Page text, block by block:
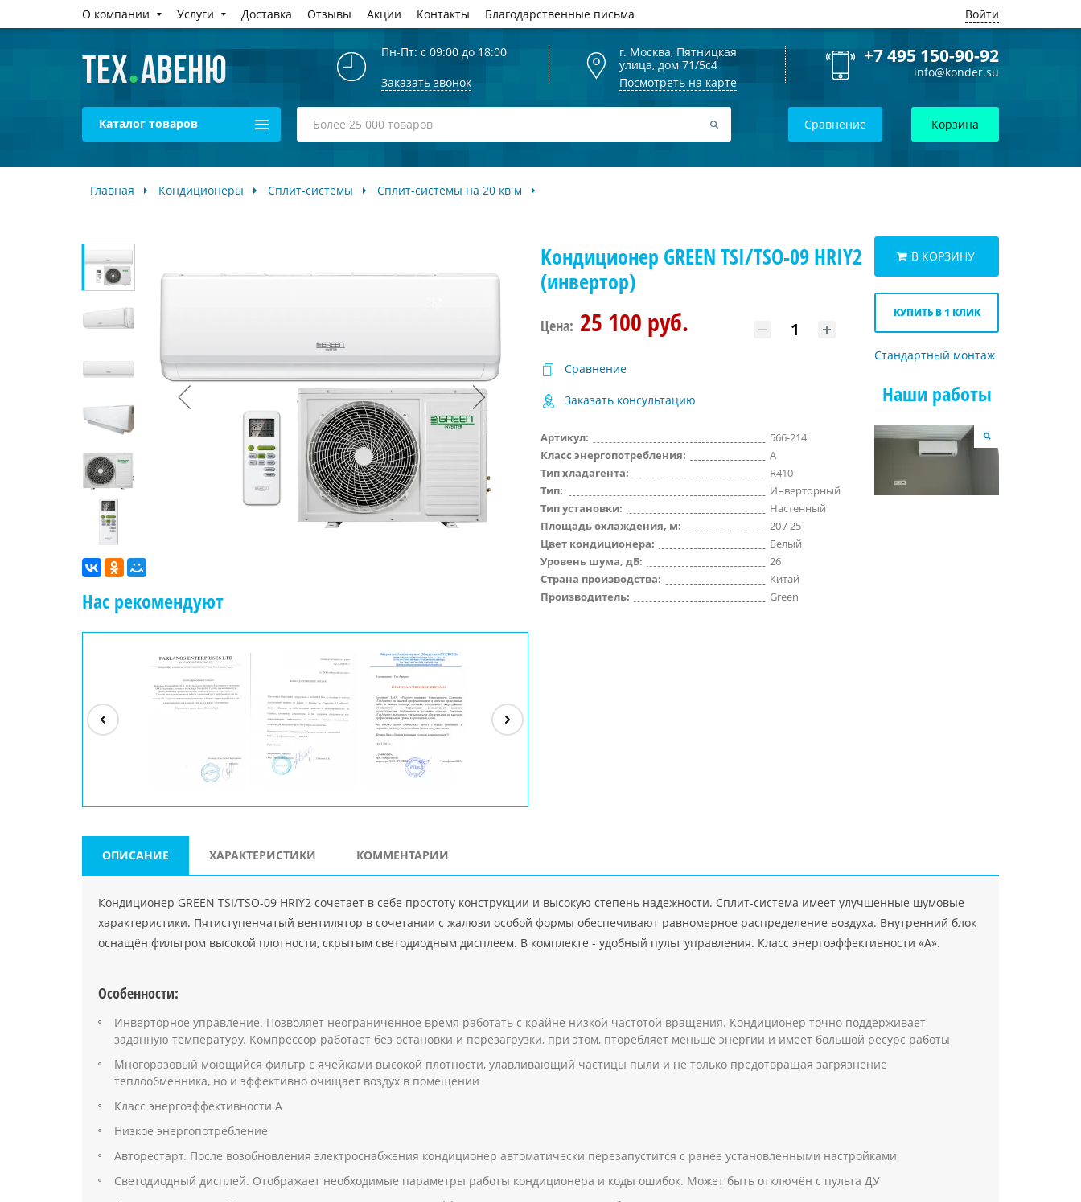
О компании Услуги Доставка Отзывы Акции Контакты Благодарственные письма Войти
Пн-Пт: с 09:00 до 18:00
Заказать звонок
г. Москва, Пятницкая
улица, дом 71/5с4
Посмотреть на карте
+7 495 150-90-92
info@konder.su
Каталог товаров Сравнение Корзина
Главная Кондиционеры Сплит-системы Сплит-системы на 20 кв м
Нас рекомендуют
">
Код PHP ">
"МидасМеталлАрт" PHP ">
Код PHP ">
Кондиционер GREEN TSI/TSO-09 HRIY2
(инвертор)
Цена: 25 100 руб.
Сравнение
Заказать консультацию
Артикул:
566-214
Класс энергопотребления:
A
Тип хладагента:
R410
Тип:
Инверторный
Тип установки:
Настенный
Площадь охлаждения, м:
20 / 25
Цвет кондиционера:
Белый
Уровень шума, дБ:
26
Страна производства:
Китай
Производитель:
Green
В КОРЗИНУ
КУПИТЬ В 1 КЛИК
Стандартный монтаж
Наши работы
ОПИСАНИЕ ХАРАКТЕРИСТИКИ КОММЕНТАРИИ
Кондиционер GREEN TSI/TSO-09 HRIY2 сочетает в себе простоту конструкции и высокую степень надежности. Сплит-система имеет улучшенные шумовые
характеристики. Пятиступенчатый вентилятор в сочетании с жалюзи особой формы обеспечивают равномерное распределение воздуха. Внутренний блок
оснащён фильтром высокой плотности, скрытым светодиодным дисплеем. В комплекте - удобный пульт управления. Класс энергоэффективности «А».
Особенности:
Инверторное управление. Позволяет неограниченное время работать с крайне низкой частотой вращения. Кондиционер точно поддерживает
заданную температуру. Компрессор работает без остановки и перезагрузки, при этом, пторебляет меньше энергии и имеет большой ресурс работы
Многоразовый моющийся фильтр с ячейками высокой плотности, улавливающий частицы пыли и не только предотвращая загрязнение
теплообменника, но и эффективно очищает воздух в помещении
Класс энергоэффективности А
Низкое энергопотребление
Авторестарт. После возобновления электроснабжения кондиционер автоматически перезапустится с ранее установленными настройками
Светодиодный дисплей. Отображает необходимые параметры работы кондиционера и коды ошибок. Может быть отключён с пульта ДУ